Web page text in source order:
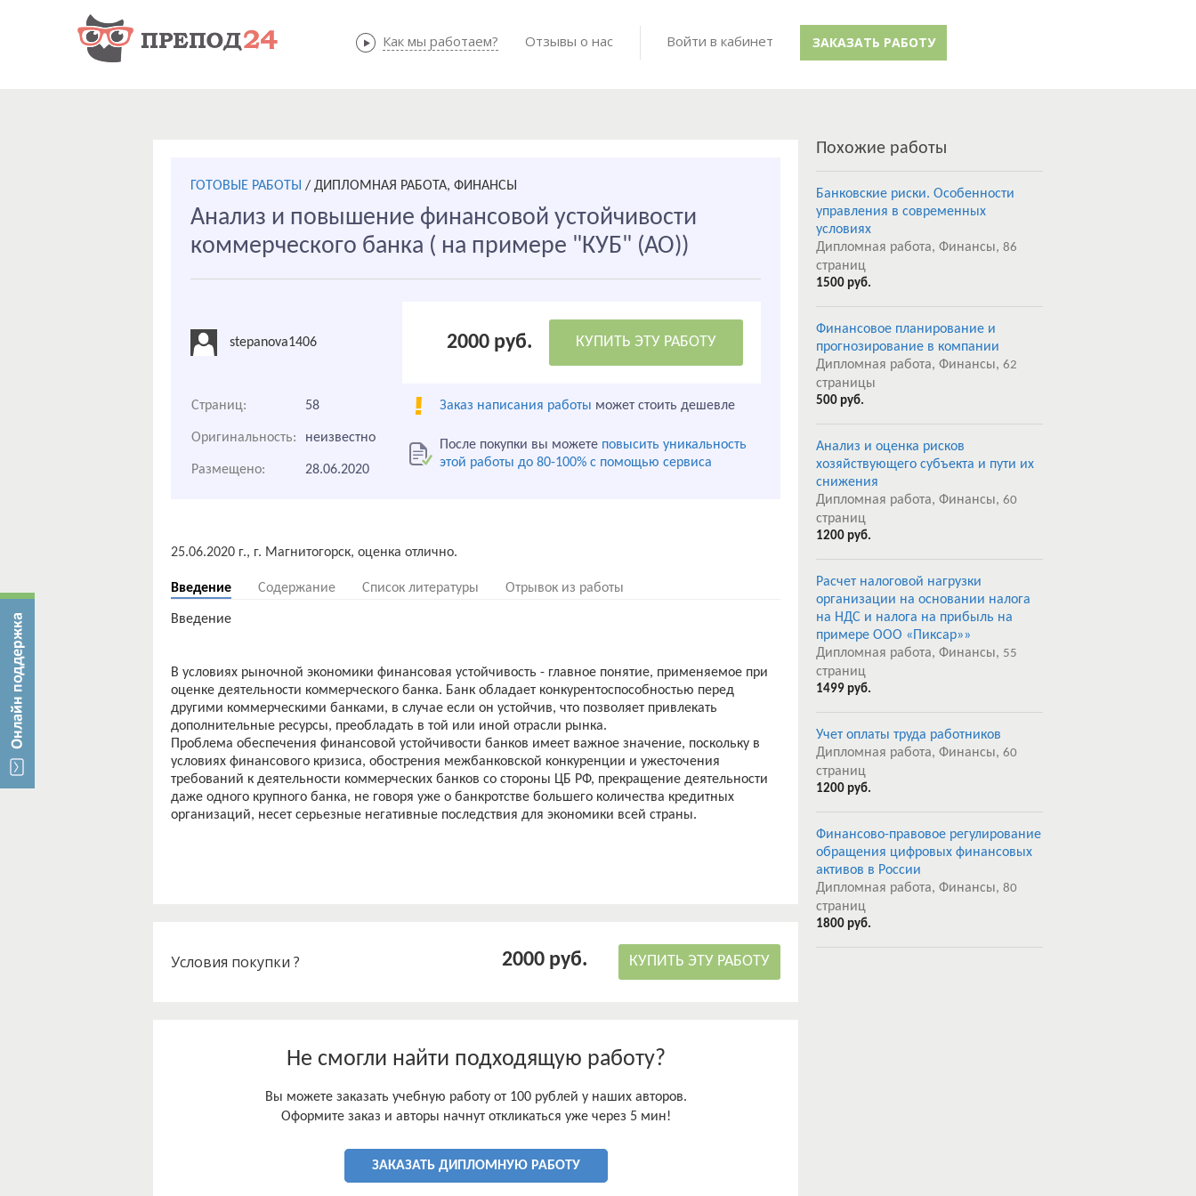
Как мы работаем? Готовые работы
Как мы работаем? Отзывы о нас Войти в кабинет ЗАКАЗАТЬ РАБОТУ
ГОТОВЫЕ РАБОТЫ / ДИПЛОМНАЯ РАБОТА, ФИНАНСЫ
Анализ и повышение финансовой устойчивости
коммерческого банка ( на примере "КУБ" (АО))
stepanova1406 2000 руб. КУПИТЬ ЭТУ РАБОТУ
Страниц: 58 Заказ написания работы может стоить дешевле
Оригинальность: неизвестно После покупки вы можете повысить уникальность
этой работы до 80-100% с помощью сервиса
Размещено: 28.06.2020
Введение Содержание Список литературы Отрывок из работы
Введение
В условиях рыночной экономики финансовая устойчивость - главное понятие, применяемое при
оценке деятельности коммерческого банка. Банк обладает конкурентоспособностью перед
другими коммерческими банками, в случае если он устойчив, что позволяет привлекать
дополнительные ресурсы, преобладать в той или иной отрасли рынка.
Проблема обеспечения финансовой устойчивости банков имеет важное значение, поскольку в
условиях финансового кризиса, обострения межбанковской конкуренции и ужесточения
требований к деятельности коммерческих банков со стороны ЦБ РФ, прекращение деятельности
даже одного крупного банка, не говоря уже о банкротстве большего количества кредитных
организаций, несет серьезные негативные последствия для экономики всей страны.
Условия покупки ? 2000 руб. КУПИТЬ ЭТУ РАБОТУ
Не смогли найти подходящую работу?
Вы можете заказать учебную работу от 100 рублей у наших авторов.
Оформите заказ и авторы начнут откликаться уже через 5 мин!
ЗАКАЗАТЬ ДИПЛОМНУЮ РАБОТУ
Похожие работы
Банковские риски. Особенности
управления в современных
условиях
Дипломная работа, Финансы, 86
страниц
1500 руб.
Финансовое планирование и
прогнозирование в компании
Дипломная работа, Финансы, 62
страницы
500 руб.
Анализ и оценка рисков
хозяйствующего субъекта и пути их
снижения
Дипломная работа, Финансы, 60
страниц
1200 руб.
Расчет налоговой нагрузки
организации на основании налога
на НДС и налога на прибыль на
примере ООО «Пиксар»»
Дипломная работа, Финансы, 55
страниц
1499 руб.
Учет оплаты труда работников
Дипломная работа, Финансы, 60
страниц
1200 руб.
Финансово-правовое регулирование
обращения цифровых финансовых
активов в России
Дипломная работа, Финансы, 80
страниц
1800 руб.